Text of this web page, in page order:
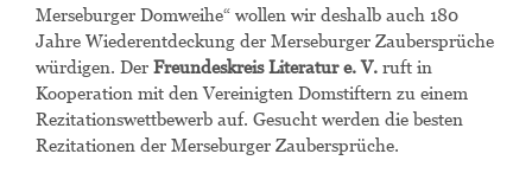
Merseburger Domweihe“ wollen wir deshalb auch 180
Jahre Wiederentdeckung der Merseburger Zaubersprüche
würdigen. Der Freundeskreis Literatur e. V. ruft in
Kooperation mit den Vereinigten Domstiftern zu einem
Rezitationswettbewerb auf. Gesucht werden die besten
Rezitationen der Merseburger Zaubersprüche.